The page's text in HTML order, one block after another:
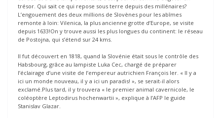
trésor. Qui sait ce qui repose sous terre depuis des millénaires?
L’engouement des deux millions de Slovènes pour les abîmes
remonte à loin: Vilenica, la plus ancienne grotte d’Europe, se visite
depuis 1633!On y trouve aussi les plus longues du continent: le réseau
de Postojna, qui s’étend sur 24 kms.
Il fut découvert en 1818, quand la Slovénie était sous le contrôle des
Habsbourg, grâce au lampiste Luka Cec, chargé de préparer
l’éclairage d’une visite de l’empereur autrichien François Ier. « Il y a
ici un monde nouveau, il y a ici un paradis! », se serait-il alors
exclamé.Plus tard, il y trouvera « le premier animal cavernicole, le
coléoptère Leptodirus hochenwartii », explique à l’AFP le guide
Stanislav Glazar.